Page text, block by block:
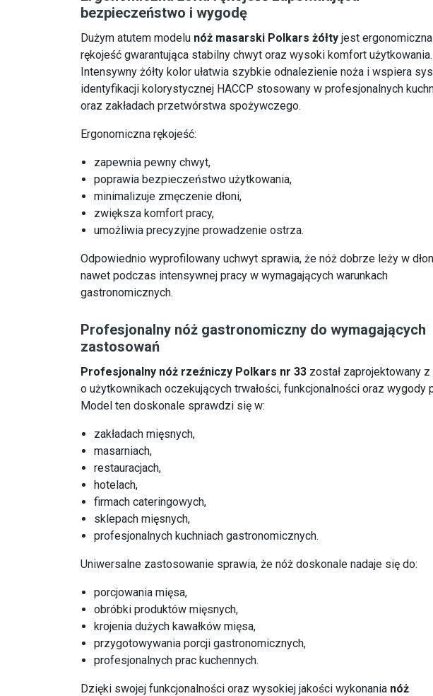
bezpieczeństwo i wygodę
Dużym atutem modelu nóż masarski Polkars żółty jest ergonomiczna
rękojeść gwarantująca stabilny chwyt oraz wysoki komfort użytkowania.
Intensywny żółty kolor ułatwia szybkie odnalezienie noża i wspiera
identyfikacji kolorystycznej HACCP stosowany w profesjonalnych
oraz zakładach przetwórstwa spożywczego.
Ergonomiczna rękojeść:
zapewnia pewny chwyt,
poprawia bezpieczeństwo użytkowania,
minimalizuje zmęczenie dłoni,
zwiększa komfort pracy,
umożliwia precyzyjne prowadzenie ostrza.
Odpowiednio wyprofilowany uchwyt sprawia, że nóż dobrze leży w
nawet podczas intensywnej pracy w wymagających warunkach
gastronomicznych.
Profesjonalny nóż gastronomiczny do wymagających
zastosowań
Profesjonalny nóż rzeźniczy Polkars nr 33 został zaprojektowany
o użytkownikach oczekujących trwałości, funkcjonalności oraz wygody
Model ten doskonale sprawdzi się w:
zakładach mięsnych,
masarniach,
restauracjach,
hotelach,
firmach cateringowych,
sklepach mięsnych,
profesjonalnych kuchniach gastronomicznych.
Uniwersalne zastosowanie sprawia, że nóż doskonale nadaje się do:
porcjowania mięsa,
obróbki produktów mięsnych,
krojenia dużych kawałków mięsa,
przygotowywania porcji gastronomicznych,
profesjonalnych prac kuchennych.
Dzięki swojej funkcjonalności oraz wysokiej jakości wykonania nóż